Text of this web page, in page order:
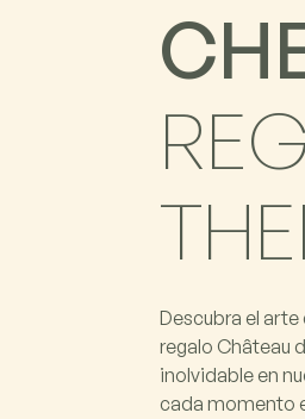
Descubra el
regalo Château
inolvidable en
cada momento